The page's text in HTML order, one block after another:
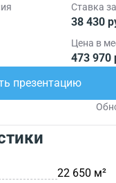
Ставка
38 430
Цена в
473 970
презентацию
22 650 м²